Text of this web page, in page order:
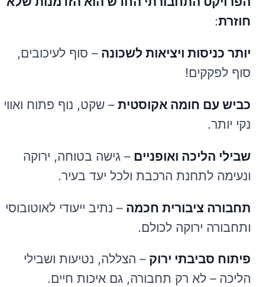
חוזרת:
יותר כניסות ויציאות לשכונה – סוף לעיכובים,
סוף לפקקים!
כביש עם חומה אקוסטית – שקט, נוף פתוח
נקי יותר.
שבילי הליכה ואופניים – גישה בטוחה, ירוקה
ונעימה לתחנת הרכבת ולכל יעד בעיר.
תחבורה ציבורית חכמה – נתיב ייעודי
ותחבורה ירוקה לכולם.
פיתוח סביבתי ירוק – הצללה, נטיעות ושבילי
הליכה – לא רק תחבורה, גם איכות חיים.